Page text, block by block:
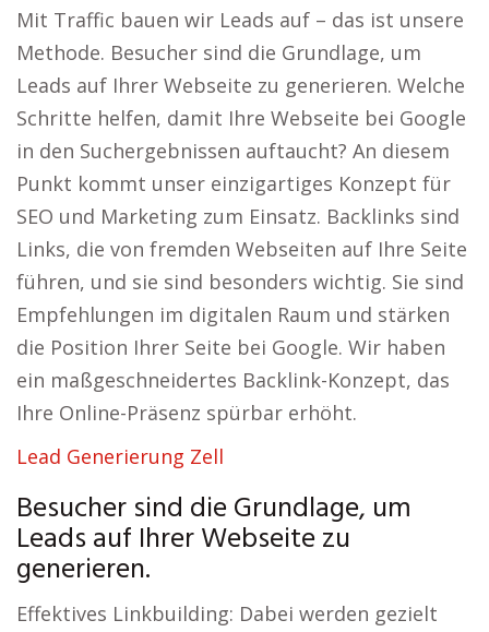
Mit Traffic bauen wir Leads auf – das ist unsere
Methode. Besucher sind die Grundlage, um
Leads auf Ihrer Webseite zu generieren. Welche
Schritte helfen, damit Ihre Webseite bei Google
in den Suchergebnissen auftaucht? An diesem
Punkt kommt unser einzigartiges Konzept für
SEO und Marketing zum Einsatz. Backlinks sind
Links, die von fremden Webseiten auf Ihre Seite
führen, und sie sind besonders wichtig. Sie sind
Empfehlungen im digitalen Raum und stärken
die Position Ihrer Seite bei Google. Wir haben
ein maßgeschneidertes Backlink-Konzept, das
Ihre Online-Präsenz spürbar erhöht.
Lead Generierung Zell
Besucher sind die Grundlage, um
Leads auf Ihrer Webseite zu
generieren.
Effektives Linkbuilding: Dabei werden gezielt